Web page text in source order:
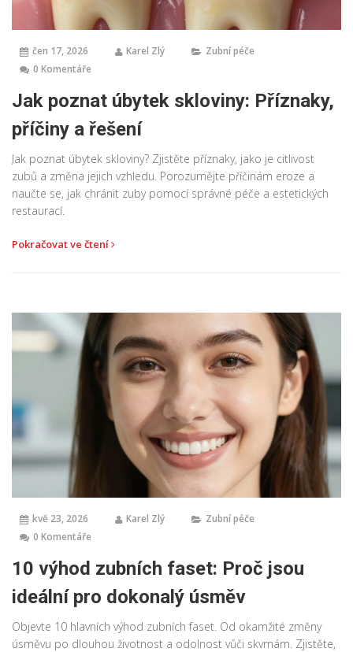
čen 17, 2026 Karel Zlý
Zubní péče
0 Komentáře
Jak poznat úbytek skloviny: Příznaky,
příčiny a řešení
Jak poznat úbytek skloviny? Zjistěte příznaky, jako je citlivost
zubů a změna jejich vzhledu. Porozumějte příčinám eroze a
naučte se, jak chránit zuby pomocí správné péče a estetických
restaurací.
Pokračovat ve čtení
kvě 23, 2026 Karel Zlý
Zubní péče
0 Komentáře
10 výhod zubních faset: Proč jsou
ideální pro dokonalý úsměv
Objevte 10 hlavních výhod zubních faset. Od okamžité změny
úsměvu po dlouhou životnost a odolnost vůči skvrnám. Zjistěte,